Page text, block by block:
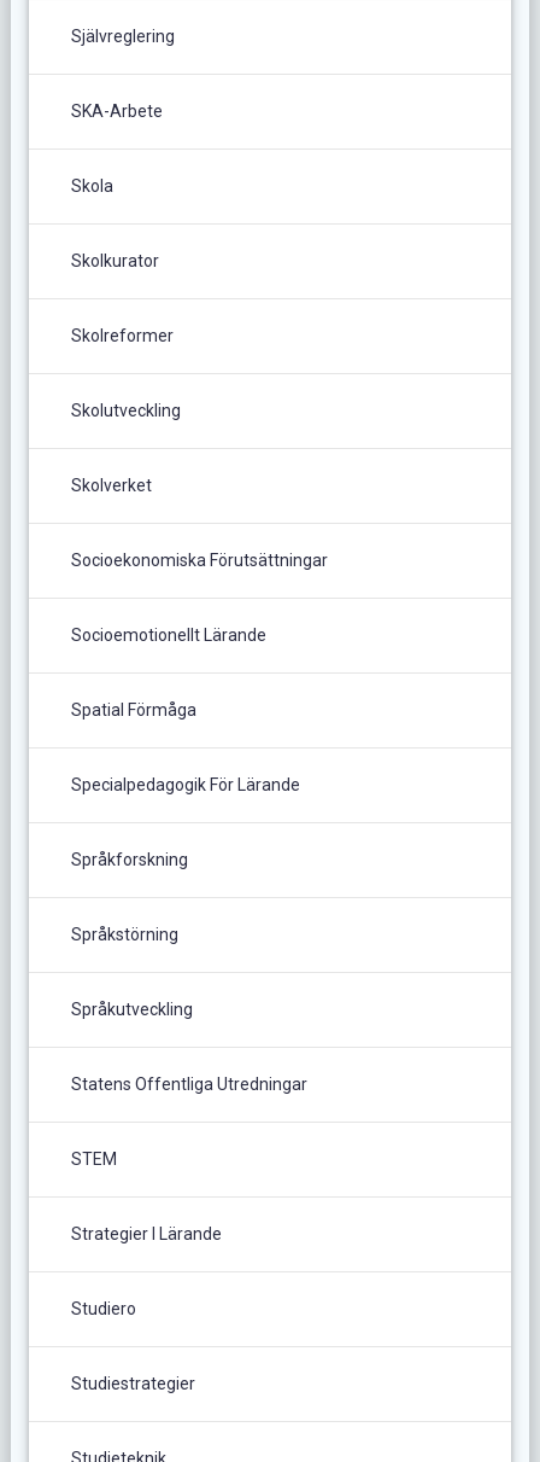
Självreglering
SKA-Arbete
Skola
Skolkurator
Skolreformer
Skolutveckling
Skolverket
Socioekonomiska Förutsättningar
Socioemotionellt Lärande
Spatial Förmåga
Specialpedagogik För Lärande
Språkforskning
Språkstörning
Språkutveckling
Statens Offentliga Utredningar
STEM
Strategier I Lärande
Studiero
Studiestrategier